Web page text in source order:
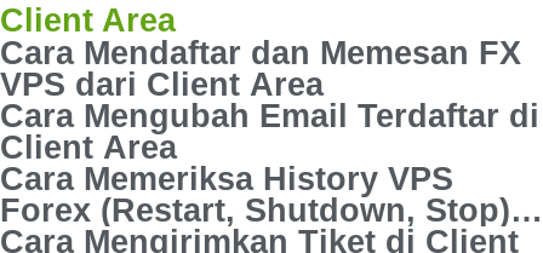
Client Area
Cara Mendaftar dan Memesan FX
VPS dari Client Area
Cara Mengubah Email Terdaftar di
Client Area
Cara Memeriksa History VPS
Forex (Restart, Shutdown, Stop)
di Client Area
Cara Mengirimkan Tiket di Client